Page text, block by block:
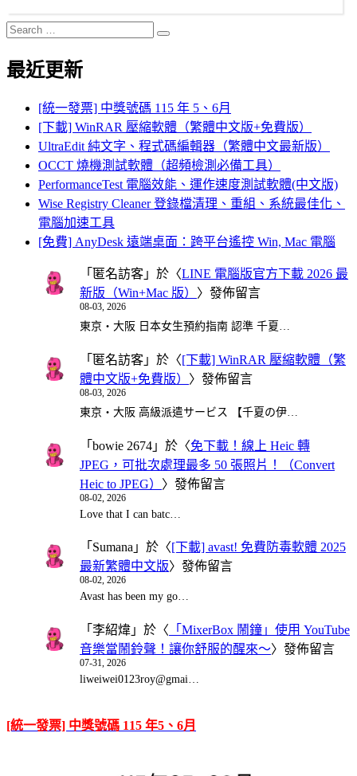
Search
for:
Search
最近更新
[統一發票] 中獎號碼 115 年 5、6月
[下載] WinRAR 壓縮軟體（繁體中文版+免費版）
UltraEdit 純文字、程式碼編輯器（繁體中文最新版）
OCCT 燒機測試軟體（超頻檢測必備工具）
PerformanceTest 電腦效能、運作速度測試軟體(中文版)
Wise Registry Cleaner 登錄檔清理、重組、系統最佳化、
電腦加速工具
[免費] AnyDesk 遠端桌面：跨平台遙控 Win, Mac 電腦
「 匿名訪客 」於〈LINE 電腦版官方下載 2026 最
新版（Win+Mac 版） 〉發佈留言
08-03, 2026
東京・大阪 日本女生預約指南 認準 千夏…
「 匿名訪客 」於〈[下載] WinRAR 壓縮軟體（繁
體中文版+免費版） 〉發佈留言
08-03, 2026
東京・大阪 高級派遣サービス 【千夏の伊…
「 bowie 2674 」於〈免下載！線上 Heic 轉
JPEG，可批次處理最多 50 張照片！（Convert
Heic to JPEG） 〉發佈留言
08-02, 2026
Love that I can batc…
「 Sumana 」於〈[下載] avast! 免費防毒軟體 2025
最新繁體中文版〉發佈留言
08-02, 2026
Avast has been my go…
「 李紹煒 」於〈 「MixerBox 鬧鐘」使用 YouTube
音樂當鬧鈴聲！讓你舒服的醒來～〉發佈留言
07-31, 2026
liweiwei0123roy@gmai…
[統一發票] 中獎號碼 115 年5、6月